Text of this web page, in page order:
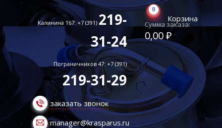
Калинина 167: +7 (391) 219-
31-24
Пограничников 47: +7 (391)
219-31-29
заказать звонок
manager@krasparus.ru
0
Корзина
Сумма заказа:
0,00 ₽